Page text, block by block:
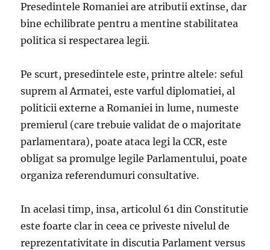
Presedintele Romaniei are atributii extinse, dar
bine echilibrate pentru a mentine stabilitatea
politica si respectarea legii.
Pe scurt, presedintele este, printre altele: seful
suprem al Armatei, este varful diplomatiei, al
politicii externe a Romaniei in lume, numeste
premierul (care trebuie validat de o majoritate
parlamentara), poate ataca legi la CCR, este
obligat sa promulge legile Parlamentului, poate
organiza referendumuri consultative.
In acelasi timp, insa, articolul 61 din Constitutie
este foarte clar in ceea ce priveste nivelul de
reprezentativitate in discutia Parlament versus